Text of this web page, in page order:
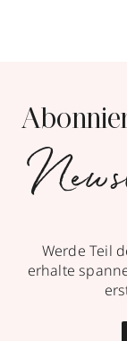
Werde Teil
erhalte